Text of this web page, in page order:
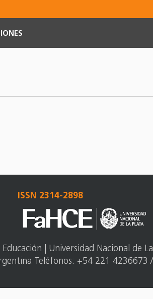
ISSN 2314-2898
| Universidad Nacional de
Teléfonos: +54 221 4236673